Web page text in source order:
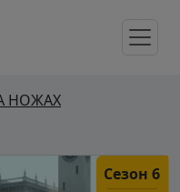
НОЖАХ
Сезон 6